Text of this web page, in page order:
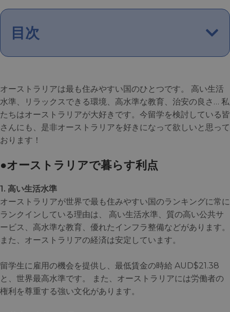
目次
オーストラリアは最も住みやすい国のひとつです。 高い生活
水準、リラックスできる環境、高水準な教育、治安の良さ… 私
たちはオーストラリアが大好きです。今留学を検討している皆
さんにも、是非オーストラリアを好きになって欲しいと思って
おります！
●オーストラリアで暮らす利点
1. 高い生活水準
オーストラリアが世界で最も住みやすい国のランキングに常に
ランクインしている理由は、 高い生活水準、質の高い公共サ
ービス、高水準な教育、優れたインフラ整備などがあります。
また、オーストラリアの経済は安定しています。
留学生に雇用の機会を提供し、最低賃金の時給 AUD$21.38
と、世界最高水準です。 また、オーストラリアには労働者の
権利を尊重する強い文化があります。